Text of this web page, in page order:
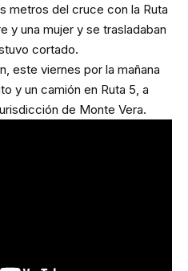
metros del cruce con la Ruta
y una mujer y se trasladaban
cortado.
este viernes por la mañana
y un camión en Ruta 5, a
de Monte Vera.